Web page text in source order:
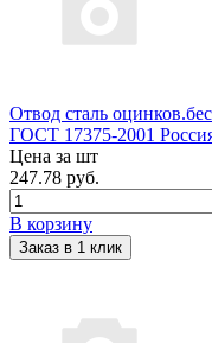
Отвод сталь
ГОСТ 17375-2001
Цена за шт
247.78 руб.
В корзину
Заказ в 1 клик